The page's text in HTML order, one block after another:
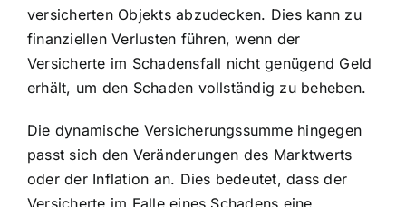
versicherten Objekts abzudecken. Dies kann zu
finanziellen Verlusten führen, wenn der
Versicherte im Schadensfall nicht genügend Geld
erhält, um den Schaden vollständig zu beheben.
Die dynamische Versicherungssumme hingegen
passt sich den Veränderungen des Marktwerts
oder der Inflation an. Dies bedeutet, dass der
Versicherte im Falle eines Schadens eine